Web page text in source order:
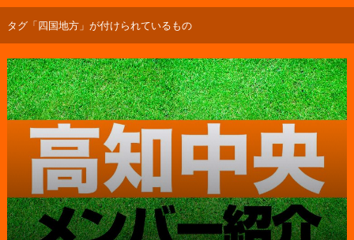
タグ「四国地方」が付けられているもの